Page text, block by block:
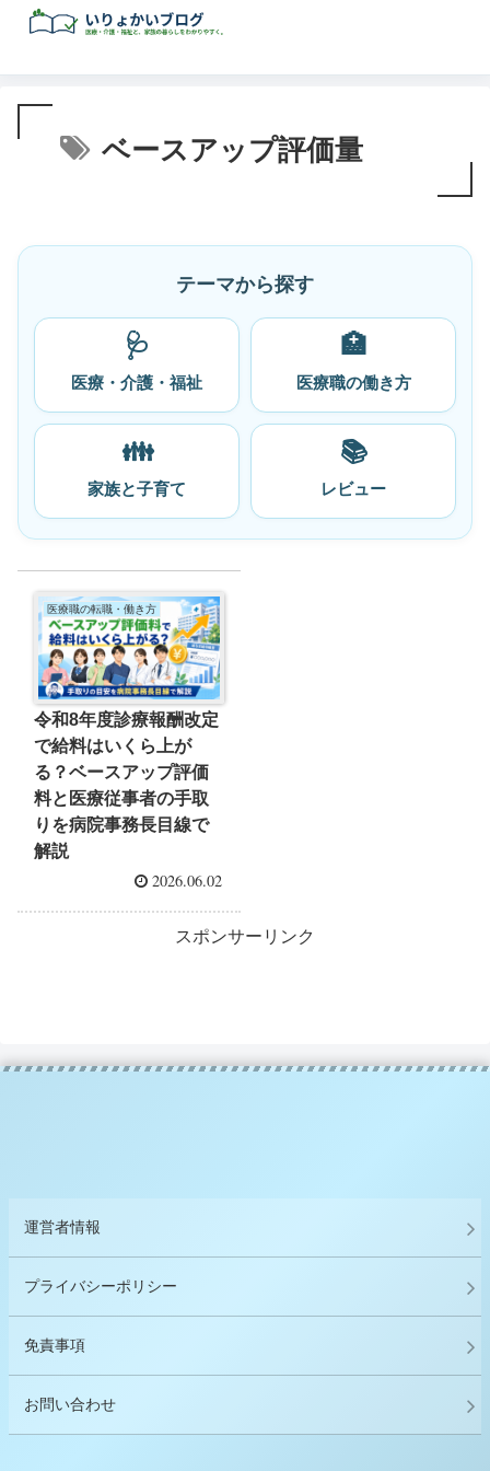
ベースアップ評価量
テーマから探す
🩺
医療・介護・福祉
🏥
医療職の働き方
👪
家族と子育て
📚
レビュー
医療職の転職・働き方
令和8年度診療報酬改定
で給料はいくら上が
る？ベースアップ評価
料と医療従事者の手取
りを病院事務長目線で
解説
2026.06.02
スポンサーリンク
運営者情報
プライバシーポリシー
免責事項
お問い合わせ